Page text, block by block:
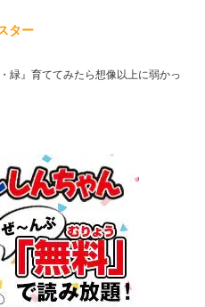
ター
緑』育ててみたら想像以上に弱かっ